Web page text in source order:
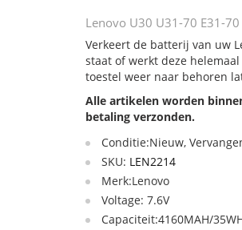
Lenovo U30 U31-70 E31-
Verkeert de batterij van uw
staat of werkt deze
toestel weer naar behoren
Alle artikelen worden
betaling verzonden.
Conditie:Nieuw,
SKU: LEN2214
Merk:Lenovo
Voltage: 7.6V
Capaciteit:4160MAH/